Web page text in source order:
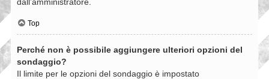
dall’amministratore.
Top
Perché non è possibile aggiungere ulteriori opzioni del
sondaggio?
Il limite per le opzioni del sondaggio è impostato